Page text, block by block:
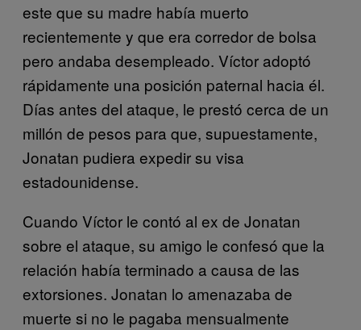
este que su madre había muerto
recientemente y que era corredor de bolsa
pero andaba desempleado. Víctor adoptó
rápidamente una posición paternal hacia él.
Días antes del ataque, le prestó cerca de un
millón de pesos para que, supuestamente,
Jonatan pudiera expedir su visa
estadounidense.
Cuando Víctor le contó al ex de Jonatan
sobre el ataque, su amigo le confesó que la
relación había terminado a causa de las
extorsiones. Jonatan lo amenazaba de
muerte si no le pagaba mensualmente